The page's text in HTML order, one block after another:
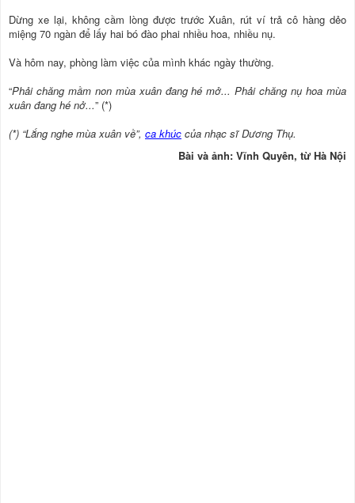
Dừng xe lại, không cầm lòng được trước Xuân, rút ví trả cô hàng dẻo
miệng 70 ngàn để lấy hai bó đào phai nhiều hoa, nhiều nụ.
Và hôm nay, phòng làm việc của mình khác ngày thường.
“Phải chăng mầm non mùa xuân đang hé mở... Phải chăng nụ hoa mùa
xuân đang hé nở...” (*)
(*) “Lắng nghe mùa xuân về”, ca khúc của nhạc sĩ Dương Thụ.
Bài và ảnh: Vĩnh Quyên, từ Hà Nội